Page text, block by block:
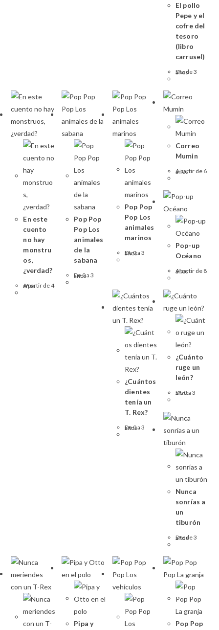
El pollo
Pepe y el
cofre del
tesoro
(libro
carrusel)
Desde 3 años
En este
cuento
no hay
monstru
os,
¿verdad?
A partir de 4 años
Pop Pop
Pop Los
animales
de la
sabana
De 0 a 3 años
Pop Pop
Pop Los
animales
marinos
De 0 a 3 años
Correo
Mumin
A partir de 6 años
Pop-up
Océano
A partir de 8 años
¿Cuántos
dientes
tenía un
T. Rex?
De 0 a 3 años
¿Cuánto
ruge un
león?
De 0 a 3 años
Nunca
sonrías a
un
tiburón
Desde 3 años
Pipa y
Pop Pop